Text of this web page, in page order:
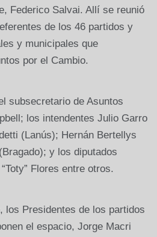
Federico Salvai. Allí se reunió
de los 46 partidos y
y municipales que
por el Cambio.
subsecretario de Asuntos
los intendentes Julio Garro
(Lanús); Hernán Bertellys
y los diputados
Flores entre otros.
los Presidentes de los partidos
el espacio, Jorge Macri